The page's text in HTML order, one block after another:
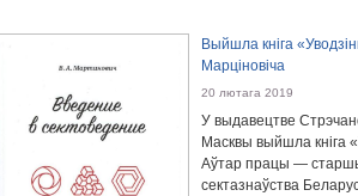
Выйшла кніга
Марціновіча
20 лютага 2019
У выдавецтве
Масквы выйшла кніга
Аўтар працы —
сектазнаўства